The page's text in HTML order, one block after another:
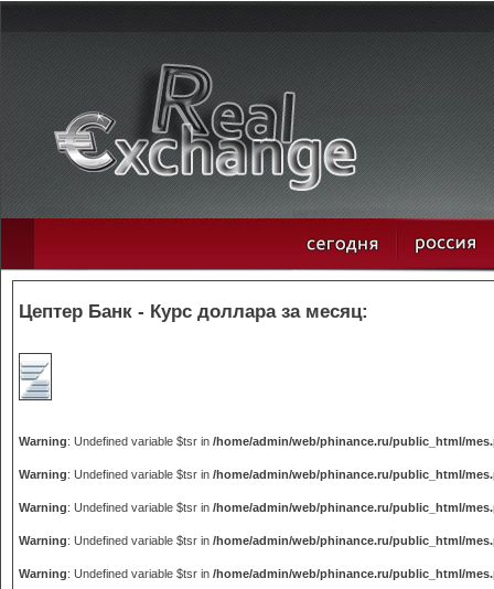
Цептер Банк - Курс доллара за месяц:
Warning: Undefined variable $tsr in /home/admin/web/phinance.ru/public_html/
Warning: Undefined variable $tsr in /home/admin/web/phinance.ru/public_html/
Warning: Undefined variable $tsr in /home/admin/web/phinance.ru/public_html/
Warning: Undefined variable $tsr in /home/admin/web/phinance.ru/public_html/
Warning: Undefined variable $tsr in /home/admin/web/phinance.ru/public_html/